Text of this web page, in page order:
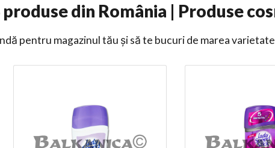
produse din România | Produse
pentru magazinul tău și să te bucuri de marea